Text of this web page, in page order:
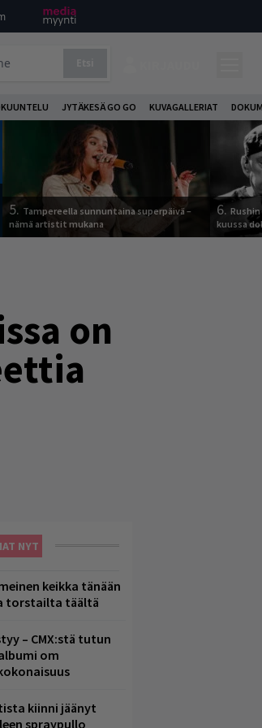
JYTÄKESÄ GO GO KUVAGALLERIAT
5. Tampereella sunnuntaina superpäivä –
nämä artistit mukana
6.
kuussa
on
NYT
keikka tänään
torstailta täältä
– CMX:stä tutun
om
kiinni jäänyt
spraypullo